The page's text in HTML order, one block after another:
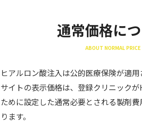
通常価格に
ABOUT NORMAL PRICE
ヒアルロン酸注入は公的医療保険が適用
サイトの表示価格は、登録クリニック
ために設定した通常必要とされる製剤
ります。